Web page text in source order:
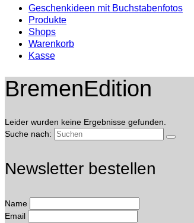
Geschenkideen mit Buchstabenfotos
Produkte
Shops
Warenkorb
Kasse
BremenEdition
Leider wurden keine Ergebnisse gefunden.
Suche nach:
Newsletter bestellen
Name
Email